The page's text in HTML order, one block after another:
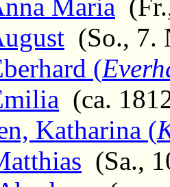
Maria
(So., 7.
(
(ca.
Katharina (
(Sa.,